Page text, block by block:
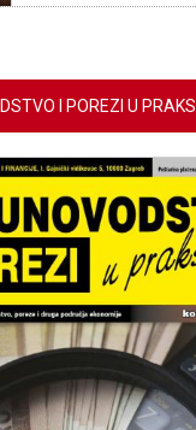
I POREZI U PRAKSI